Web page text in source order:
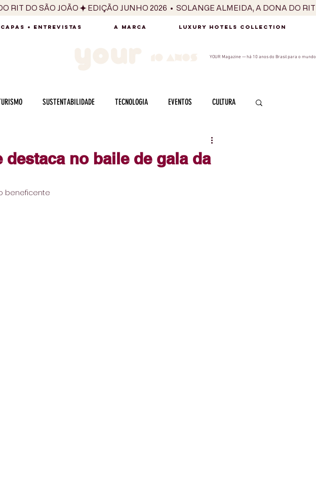
RIT DO SÃO JOÃO
CAPAS + ENTREVISTAS A MARCA LUXURY HOTELS COLLECTION
YOUR Magazine — há 10 anos do Brasil para o mundo
SUSTENTABILIDADE TECNOLOGIA EVENTOS CULTURA
destaca no baile de gala da
beneficente